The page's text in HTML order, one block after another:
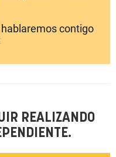
contigo
REALIZANDO